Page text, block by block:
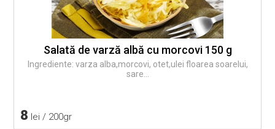
Salată de varză albă cu morcovi 150 g
Ingrediente: varza alba,morcovi, otet,ulei floarea soarelui,
sare...
8 lei / 200gr